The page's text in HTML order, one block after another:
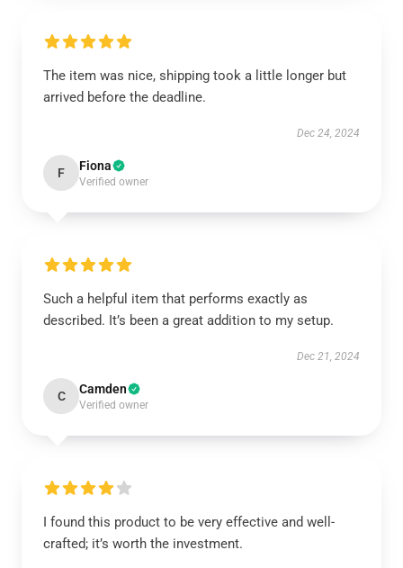
The item was nice, shipping took a little longer but
arrived before the deadline.
Dec 24, 2024
F Fiona
Verified owner
Such a helpful item that performs exactly as
described. It’s been a great addition to my setup.
Dec 21, 2024
C Camden
Verified owner
I found this product to be very effective and well-
crafted; it’s worth the investment.